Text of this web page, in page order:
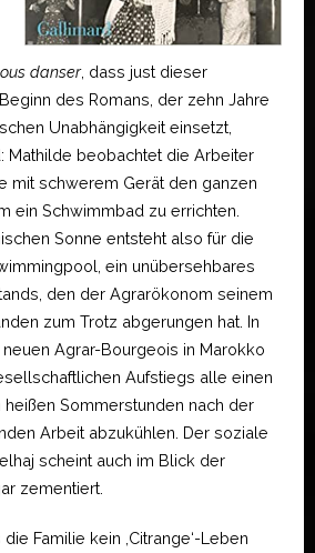
danser, dass just dieser
des Romans, der zehn Jahre
Unabhängigkeit einsetzt,
Mathilde beobachtet die Arbeiter
mit schwerem Gerät den ganzen
ein Schwimmbad zu errichten.
Sonne entsteht also für die
ein unübersehbares
den der Agrarökonom seinem
zum Trotz abgerungen hat. In
Agrar-Bourgeois in Marokko
Aufstiegs alle einen
heißen Sommerstunden nach der
Arbeit abzukühlen. Der soziale
scheint auch im Blick der
zementiert.
Familie kein ,Citrange‘-Leben